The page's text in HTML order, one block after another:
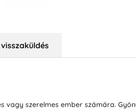
vagy szerelmes ember számára.